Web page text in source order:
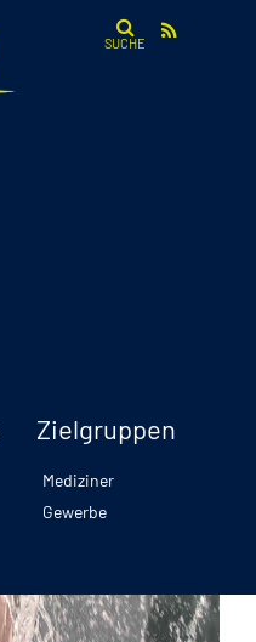
SUCHE
Zielgruppen
Mediziner
Gewerbe